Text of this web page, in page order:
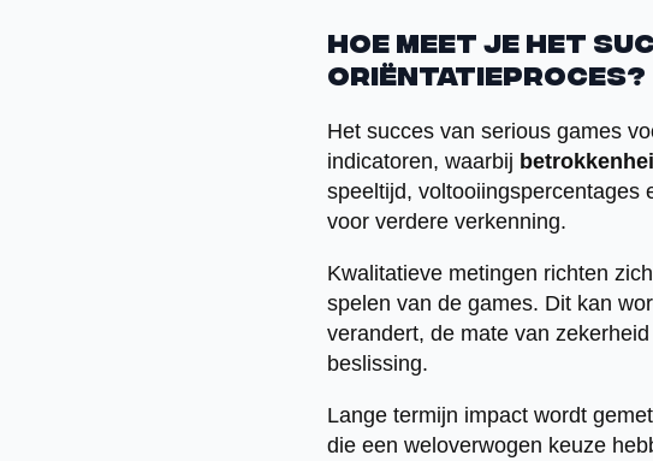
Hoe meet je het
oriëntatieproces?
Het succes van serious games
indicatoren, waarbij
speeltijd, voltooiingspercentages
voor verdere verkenning.
Kwalitatieve metingen richten
spelen van de games. Dit kan
verandert, de mate van
beslissing.
Lange termijn impact wordt
die een weloverwogen keuze